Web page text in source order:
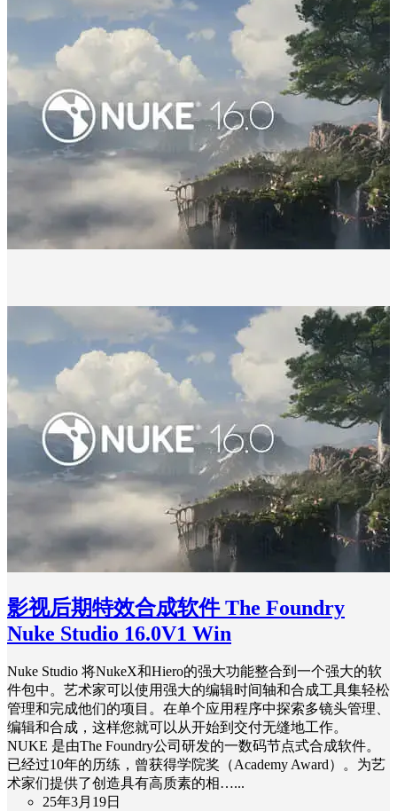
影视后期特效合成软件 The Foundry
Nuke Studio 16.0V1 Win
Nuke Studio 将NukeX和Hiero的强大功能整合到一个强大的软
件包中。艺术家可以使用强大的编辑时间轴和合成工具集轻松
管理和完成他们的项目。在单个应用程序中探索多镜头管理、
编辑和合成，这样您就可以从开始到交付无缝地工作。
NUKE 是由The Foundry公司研发的一数码节点式合成软件。
已经过10年的历练，曾获得学院奖（Academy Award）。为艺
术家们提供了创造具有高质素的相…...
25年3月19日